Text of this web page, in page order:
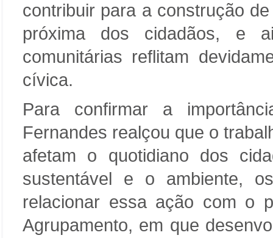
contribuir para a construção
próxima dos cidadãos, e
comunitárias reflitam
cívica.
Para confirmar a
Fernandes realçou que o
afetam o quotidiano dos
sustentável e o ambiente,
relacionar essa ação com o
Agrupamento, em que